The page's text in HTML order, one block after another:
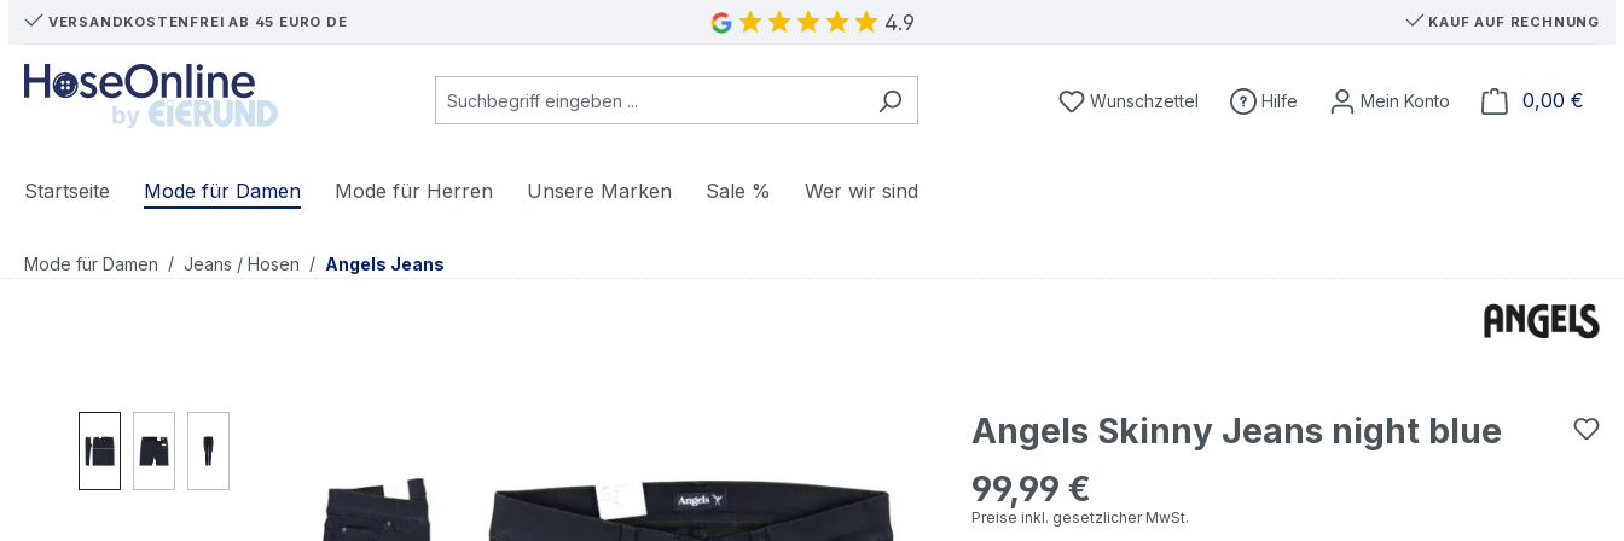
Hauptinhalt springen
Zur Suche springen
Zur Hauptnavigation springen
VERSANDKOSTENFREI AB 45 EURO DE 4.9 KAUF AUF RECHNUNG
Du hast 0 Produkte auf dem Merkzettel
Wunschzettel Hilfe 0,00 €
Startseite Mode für Damen Mode für Herren Unsere Marken Sale % Wer wir sind
Mode für Damen / Jeans / Hosen / Angels Jeans
Angels Skinny Jeans night blue
Regulärer Preis:
99,99 €
Preise inkl. gesetzlicher MwSt.